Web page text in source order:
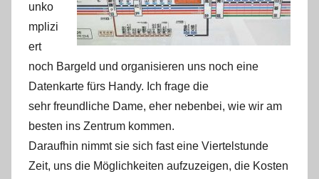
unko
mplizi
ert
noch Bargeld und organisieren uns noch eine
Datenkarte fürs Handy. Ich frage die
sehr freundliche Dame, eher nebenbei, wie wir am
besten ins Zentrum kommen.
Daraufhin nimmt sie sich fast eine Viertelstunde
Zeit, uns die Möglichkeiten aufzuzeigen, die Kosten